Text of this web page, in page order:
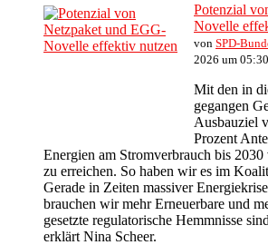
Potenzial
Novelle
von SPD-
2026 um 05:30
Mit den in
gegangen
Ausbauziel
Prozent
Energien am Stromverbrauch bis
zu erreichen. So haben wir es im
Gerade in Zeiten massiver
brauchen wir mehr Erneuerbare und
gesetzte regulatorische Hemmnisse
erklärt Nina Scheer.